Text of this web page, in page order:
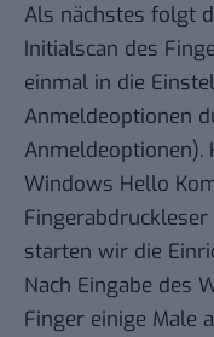
Als nächstes folgt
Initialscan des
einmal in die
Anmeldeoptionen
Anmeldeoptionen).
Windows Hello
starten wir die
Nach Eingabe des
Finger einige Male